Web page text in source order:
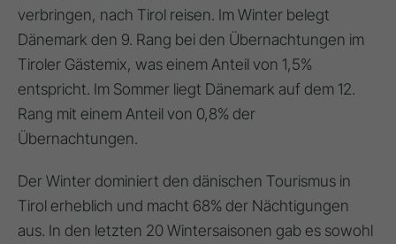
verbringen, nach Tirol reisen. Im Winter belegt
Dänemark den 9. Rang bei den Übernachtungen im
Tiroler Gästemix, was einem Anteil von 1,5%
entspricht. Im Sommer liegt Dänemark auf dem 12.
Rang mit einem Anteil von 0,8% der
Übernachtungen.
DerWinter dominiert den dänischen Tourismus in
Tirolerheblich und macht 68% der Nächtigungen
aus. In den letzten 20 Wintersaisonen gab es sowohl